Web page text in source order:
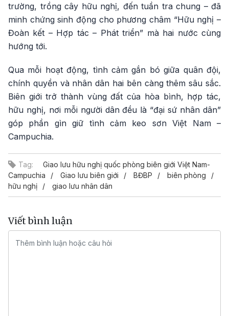
trường, trồng cây hữu nghị, đến tuần tra chung – đã
minh chứng sinh động cho phương châm “Hữu nghị –
Đoàn kết – Hợp tác – Phát triển” mà hai nước cùng
hướng tới.
Qua mỗi hoạt động, tình cảm gắn bó giữa quân đội,
chính quyền và nhân dân hai bên càng thêm sâu sắc.
Biên giới trở thành vùng đất của hòa bình, hợp tác,
hữu nghị, nơi mỗi người dân đều là “đại sứ nhân dân”
góp phần gìn giữ tình cảm keo sơn Việt Nam –
Campuchia.
Tag:
Giao lưu hữu nghị quốc phòng biên giới Việt Nam-
Campuchia
Giao lưu biên giới BĐBP
biên phòng
hữu nghị
giao lưu nhân dân
Viết bình luận